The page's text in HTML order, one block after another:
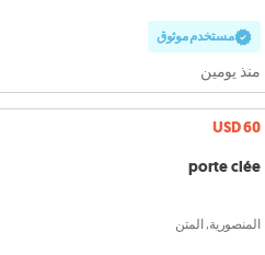
مستخدم موثوق
منذ يومين
USD 60
porte clée
المنصورية, المتن